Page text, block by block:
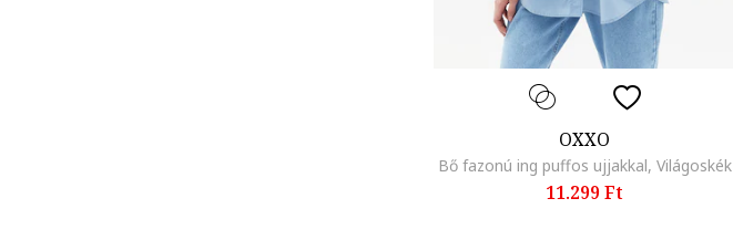
OXXO
Bő fazonú ing puffos ujjakkal, Világoskék
11.299 Ft